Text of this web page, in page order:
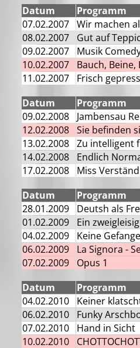
Datum
Programm
07.02.2007 Wir machen
08.02.2007
Gut auf
09.02.2007
Musik
10.02.2007
Bauch, Beine,
11.02.2007
Frisch
Datum
Programm
09.02.2008
Jambensau
12.02.2008 Sie befinden
13.02.2008 Zu intelligent
14.02.2008
Endlich
17.02.2008
Miss
Datum
Programm
28.01.2009
Deutsh als
01.02.2009
Ein
04.02.2009
Keine
06.02.2009
La Signora -
07.02.2009
Opus 1
Datum
Programm
04.02.2010
Keiner
06.02.2010
Funky
07.02.2010
Hand in Sicht
10.02.2010